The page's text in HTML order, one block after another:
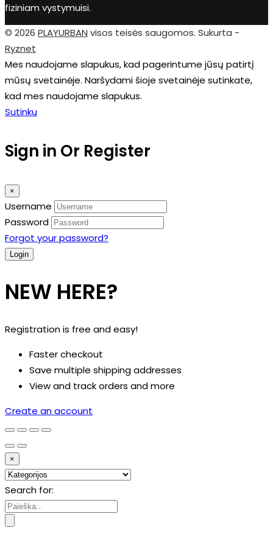
fiziniam vystymuisi.
© 2026 PLAYURBAN visos teisės saugomos. Sukurta -
Ryznet
Mes naudojame slapukus, kad pagerintume jūsų patirtį
mūsų svetainėje. Naršydami šioje svetainėje sutinkate,
kad mes naudojame slapukus.
Sutinku
Sign in Or Register
×
Username
Password
Forgot your password?
NEW HERE?
Registration is free and easy!
Faster checkout
Save multiple shipping addresses
View and track orders and more
Create an account
×
Search for: